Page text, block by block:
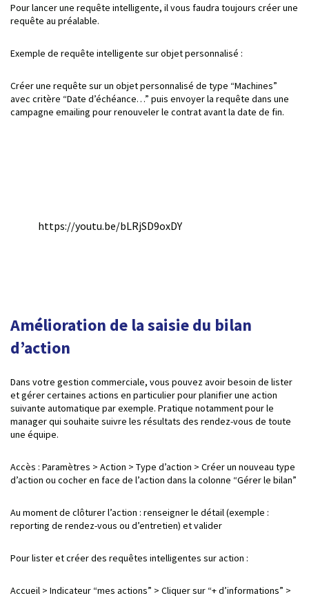
Pour lancer une requête intelligente, il vous faudra toujours créer une
requête au préalable.
Exemple de requête intelligente sur objet personnalisé :
Créer une requête sur un objet personnalisé de type “Machines”
avec critère “Date d’échéance…” puis envoyer la requête dans une
campagne emailing pour renouveler le contrat avant la date de fin.
https://youtu.be/bLRjSD9oxDY
Amélioration de la saisie du bilan
d’action
Dans votre gestion commerciale, vous pouvez avoir besoin de lister
et gérer certaines actions en particulier pour planifier une action
suivante automatique par exemple. Pratique notamment pour le
manager qui souhaite suivre les résultats des rendez-vous de toute
une équipe.
Accès : Paramètres > Action > Type d’action > Créer un nouveau type
d’action ou cocher en face de l’action dans la colonne “Gérer le bilan”
Au moment de clôturer l’action : renseigner le détail (exemple :
reporting de rendez-vous ou d’entretien) et valider
Pour lister et créer des requêtes intelligentes sur action :
Accueil > Indicateur “mes actions” > Cliquer sur “+ d’informations” >